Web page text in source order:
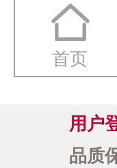
首页
用户
品质